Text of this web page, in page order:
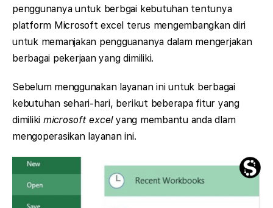
penggunanya untuk berbgai kebutuhan tentunya
platform Microsoft excel terus mengembangkan diri
untuk memanjakan pengguananya dalam mengerjakan
berbagai pekerjaan yang dimiliki.
Sebelum menggunakan layanan ini untuk berbagai
kebutuhan sehari-hari, berikut beberapa fitur yang
dimiliki microsoft excelyang membantu anda dlam
mengoperasikan layanan ini.